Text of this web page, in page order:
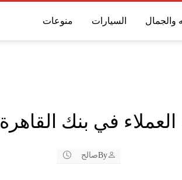
والجمال السيارات منوعات
في بنك القاهرة
Byصالح